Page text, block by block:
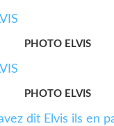
PHOTO ELVIS
PHOTO ELVIS